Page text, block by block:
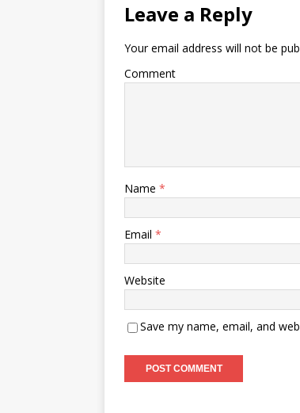
Leave a Reply
Your email address will not be
Comment
Name *
Email *
Website
Save my name, email, and